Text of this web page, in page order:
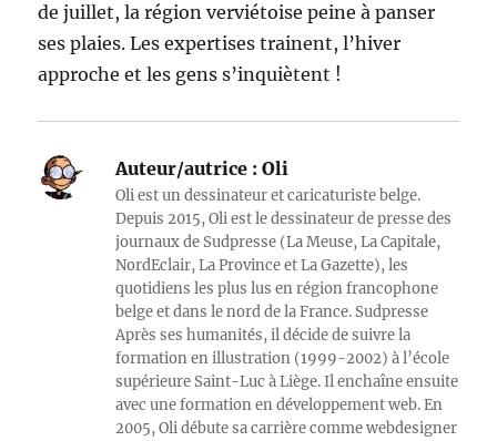
de juillet, la région verviétoise peine à panser
ses plaies. Les expertises trainent, l’hiver
approche et les gens s’inquiètent !
Auteur/autrice : Oli
Oli est un dessinateur et caricaturiste belge.
Depuis 2015, Oli est le dessinateur de presse des
journaux de Sudpresse (La Meuse, La Capitale,
NordEclair, La Province et La Gazette), les
quotidiens les plus lus en région francophone
belge et dans le nord de la France. Sudpresse
Après ses humanités, il décide de suivre la
formation en illustration (1999-2002) à l’école
supérieure Saint-Luc à Liège. Il enchaîne ensuite
avec une formation en développement web. En
2005, Oli débute sa carrière comme webdesigner